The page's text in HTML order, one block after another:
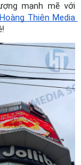
mạnh mẽ với
Hoàng Thiện Media